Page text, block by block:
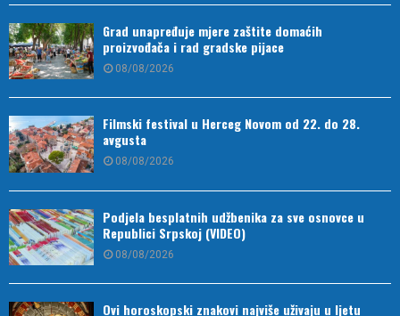
Grad unapređuje mjere zaštite domaćih
proizvođača i rad gradske pijace
08/08/2026
Filmski festival u Herceg Novom od 22. do 28.
avgusta
08/08/2026
Podjela besplatnih udžbenika za sve osnovce u
Republici Srpskoj (VIDEO)
08/08/2026
Ovi horoskopski znakovi najviše uživaju u ljetu